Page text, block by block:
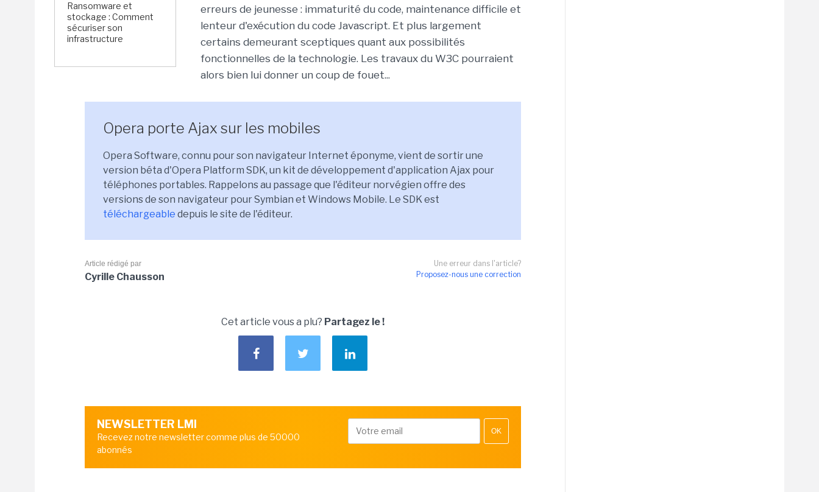
Ransomware et
stockage : Comment
sécuriser son
infrastructure
erreurs de jeunesse : immaturité du code, maintenance difficile et
lenteur d'exécution du code Javascript. Et plus largement
certains demeurant sceptiques quant aux possibilités
fonctionnelles de la technologie. Les travaux du W3C pourraient
alors bien lui donner un coup de fouet...
Opera porte Ajax sur les mobiles
Opera Software, connu pour son navigateur Internet éponyme, vient de sortir une
version béta d'Opera Platform SDK, un kit de développement d'application Ajax pour
téléphones portables. Rappelons au passage que l'éditeur norvégien offre des
versions de son navigateur pour Symbian et Windows Mobile. Le SDK est
téléchargeable depuis le site de l'éditeur.
Une erreur dans l'article?
Proposez-nous une correction
Article rédigé par
Cyrille Chausson
Cet article vous a plu? Partagez le !
NEWSLETTER LMI
Recevez notre newsletter comme plus de 50000
abonnés
OK